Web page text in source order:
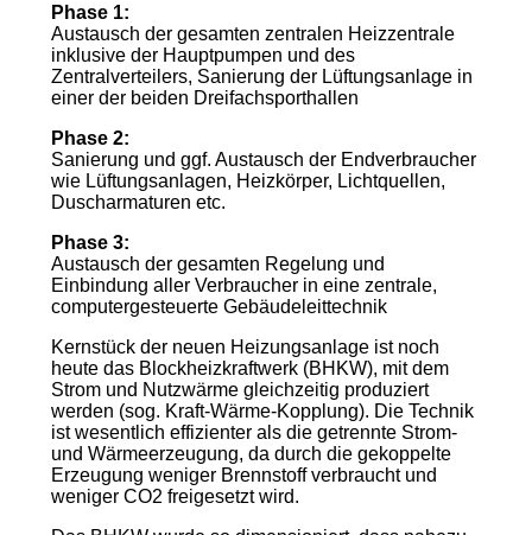
Phase 1:
Austausch der gesamten zentralen Heizzentrale
inklusive der Hauptpumpen und des
Zentralverteilers, Sanierung der Lüftungsanlage in
einer der beiden Dreifachsporthallen
Phase 2:
Sanierung und ggf. Austausch der Endverbraucher
wie Lüftungsanlagen, Heizkörper, Lichtquellen,
Duscharmaturen etc.
Phase 3:
Austausch der gesamten Regelung und
Einbindung aller Verbraucher in eine zentrale,
computergesteuerte Gebäudeleittechnik
Kernstück der neuen Heizungsanlage ist noch
heute das Blockheizkraftwerk (BHKW), mit dem
Strom und Nutzwärme gleichzeitig produziert
werden (sog. Kraft-Wärme-Kopplung). Die Technik
ist wesentlich effizienter als die getrennte Strom-
und Wärmeerzeugung, da durch die gekoppelte
Erzeugung weniger Brennstoff verbraucht und
weniger CO2 freigesetzt wird.